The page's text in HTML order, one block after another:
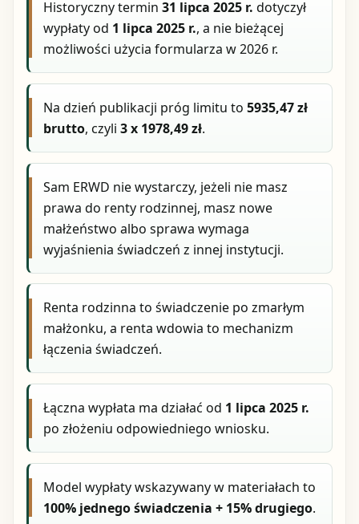
Historyczny termin31 lipca 2025 r. dotyczył
wypłaty od 1 lipca 2025 r., a nie bieżącej
możliwości użycia formularza w 2026 r.
Na dzień publikacji próg limitu to5935,47 zł
brutto, czyli3 x 1978,49 zł.
Sam ERWD nie wystarczy, jeżeli nie masz
prawa do renty rodzinnej, masz nowe
małżeństwo albo sprawa wymaga
wyjaśnienia świadczeń z innej instytucji.
Renta rodzinna to świadczenie po zmarłym
małżonku, a renta wdowia to mechanizm
łączenia świadczeń.
Łączna wypłata ma działać od 1 lipca 2025 r.
po złożeniu odpowiedniego wniosku.
Model wypłaty wskazywany w materiałach to
100% jednego świadczenia + 15% drugiego.